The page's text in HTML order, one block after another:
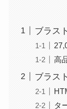
ブラス
高
ブラス
タ